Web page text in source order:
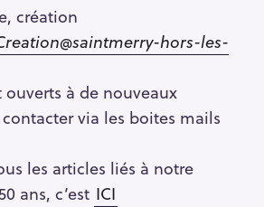
création
hors-les-
ouverts à de nouveaux
via les boites mails
les articles liés à notre
ans, c’est ICI